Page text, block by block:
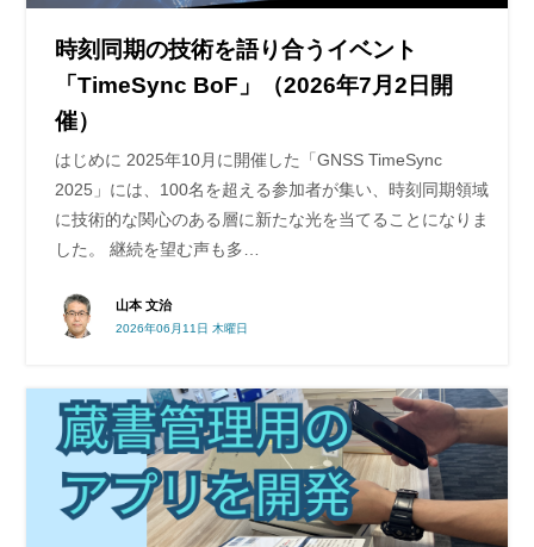
時刻同期の技術を語り合うイベント
「TimeSync BoF」（2026年7月2日開
催）
はじめに 2025年10月に開催した「GNSS TimeSync
2025」には、100名を超える参加者が集い、時刻同期領域
に技術的な関心のある層に新たな光を当てることになりま
した。 継続を望む声も多…
山本 文治
2026年06月11日 木曜日